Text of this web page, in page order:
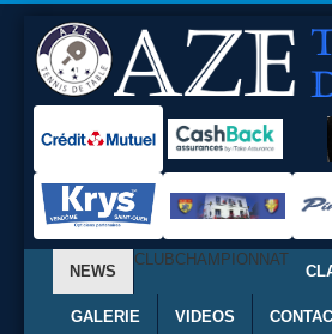
NEWS
CLUBCHAMPIONNAT
GALERIE VIDEOS